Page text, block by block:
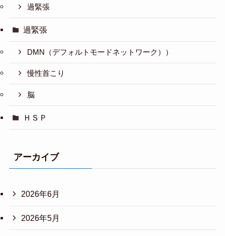
過緊張
過緊張
DMN（デフォルトモードネットワーク））
慢性首こり
脳
ＨＳＰ
アーカイブ
2026年6月
2026年5月